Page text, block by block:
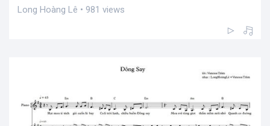
Long Hoàng Lê • 981 views